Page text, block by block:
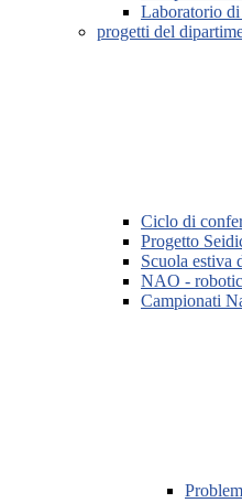
Laboratorio
progetti del
Ciclo di
Progetto
Scuola estiva
NAO -
Campionati